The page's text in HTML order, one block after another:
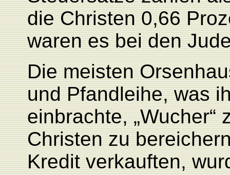
die Christen 0,66
waren es bei den
Die meisten
und Pfandleihe, was
einbrachte,
Christen zu
Kredit verkauften,